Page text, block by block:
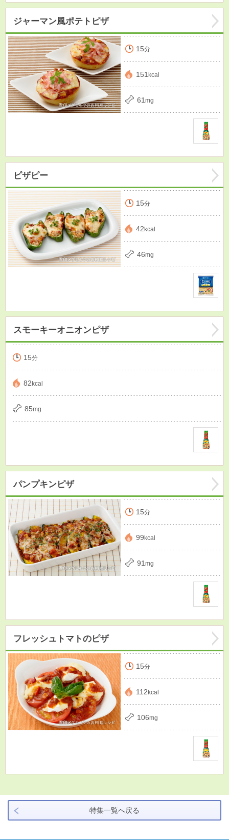
ジャーマン風ポテトピザ
15分
151 kcal
61 mg
ピザピー
15分
42 kcal
46mg
スモーキーオニオンピザ
15分
82 kcal
85mg
パンプキンピザ
15分
99 kcal
91 mg
フレッシュトマトのピザ
15分
112 kcal
106mg
特集一覧へ戻る